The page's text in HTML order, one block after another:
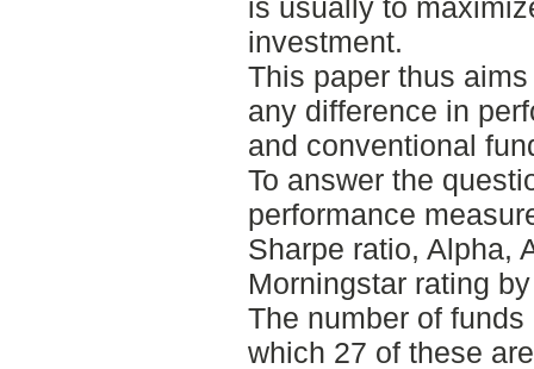
is usually to
investment.
This paper thus
any difference in
and conventional
To answer the
performance
Sharpe ratio, Alpha,
Morningstar rating
The number of
which 27 of these